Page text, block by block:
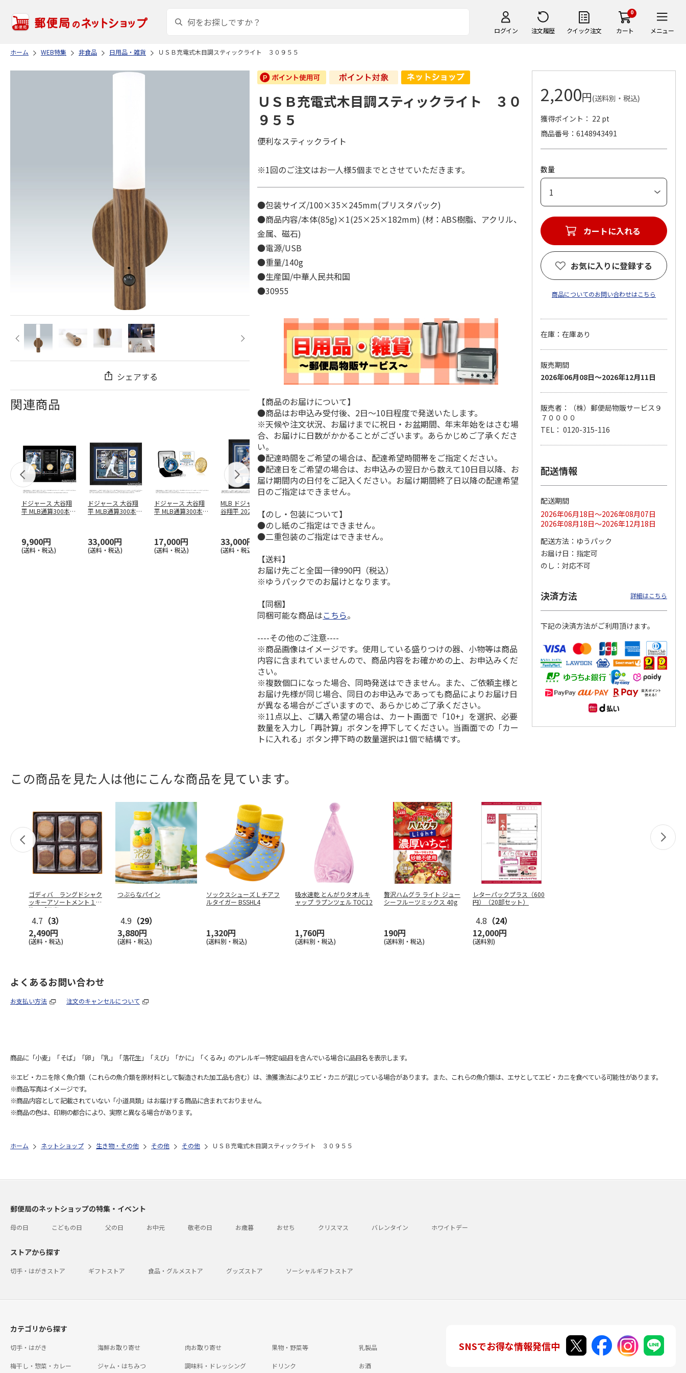
ログイン 注文履歴 クイック注文
0
カート メニュー
ホーム WEB特集 非食品 日用品・雑貨 ＵＳＢ充電式木目調スティックライト ３０９５５
シェアする
関連商品
ドジャース 大谷翔
平 MLB通算300本塁
9,900円
(送料・税込)
ドジャース 大谷翔
平 MLB通算300本塁
33,000円
(送料・税込)
ドジャース 大谷翔
平 MLB通算300本塁
17,000円
(送料・税込)
MLB ドジャース 大
谷翔平 2026 NL 3・
33,000円
(送料・税込)
平 日本人最多53試
合連続出塁記念 ダ
ブ…
33,000円
イ…
9,900円
ドジャース 大谷翔
平 日本人最多53試
合連続出塁記念 シ
ル…
17,000円
(送料・税込)
谷翔平 2026 NL 3・
4月投手…
ＵＳＢ充電式木目調スティックライト ３０
９５５
便利なスティックライト
※1回のご注文はお一人様5個までとさせていただきます。
●包装サイズ/100×35×245mm(ブリスタパック)
●商品内容/本体(85g)×1(25×25×182mm) (材：ABS樹脂、アクリル、
金属、磁石)
●電源/USB
●重量/140g
●生産国/中華人民共和国
●30955
【商品のお届けについて】
●商品はお申込み受付後、2日～10日程度で発送いたします。
※天候や注文状況、お届けまでに祝日・お盆期間、年末年始をはさむ場
合、お届けに日数がかかることがございます。あらかじめご了承くださ
い。
●配達時間をご希望の場合は、配達希望時間帯をご指定ください。
●配達日をご希望の場合は、お申込みの翌日から数えて10日目以降、お
届け期間内の日付をご記入ください。お届け期間終了日以降の配達希望
日のご指定はできません。
【のし・包装について】
●のし紙のご指定はできません。
●二重包装のご指定はできません。
【送料】
お届け先ごと全国一律990円（税込）
※ゆうパックでのお届けとなります。
【同梱】
同梱可能な商品はこちら。
----その他のご注意----
※商品画像はイメージです。使用している盛りつけの器、小物等は商品
内容に含まれていませんので、商品内容をお確かめの上、お申込みくだ
さい。
※複数個口になった場合、同時発送はできません。また、ご依頼主様と
お届け先様が同じ場合、同日のお申込みであっても商品によりお届け日
が異なる場合がございますので、あらかじめご了承ください。
※11点以上、ご購入希望の場合は、カート画面で「10+」を選択、必要
数量を入力し「再計算」ボタンを押下してください。当画面での「カー
トに入れる」ボタン押下時の数量選択は1個で結構です。
2,200円(送料別・税込)
獲得ポイント： 22 pt
商品番号
6148943491
数量
カートに入れる
お気に入りに登録する
商品についてのお問い合わせはこちら
在庫：在庫あり
販売期間
2026年06月08日～2026年12月11日
販売者：（株）郵便局物販サービス９
７００００
TEL： 0120-315-116
配送情報
配送期間
2026年06月18日～2026年08月07日
2026年08月18日～2026年12月18日
配送方法
ゆうパック
お届け日
指定可
のし
対応不可
決済方法 詳細はこちら
下記の決済方法がご利用頂けます。
この商品を見た人は他にこんな商品を見ています。
ゴディバ ラングドシャク
ッキーアソートメント１８
枚入【弔事
4.7 （3）
2,490円
(送料・税込)
つぶらなパイン
4.9 （29）
3,880円
(送料・税込)
ソックスシューズ L チアフ
ルタイガー BSSHL4
1,320円
(送料別・税込)
吸水速乾 とんがりタオルキ
ャップ ラプンツェル TOC12
1,760円
(送料別・税込)
贅沢ハムグラ ライト ジュー
シーフルーツミックス 40g
190円
(送料別・税込)
レターパックプラス（600
円）（20部セット）
4.8 （24）
12,000円
(送料別)
よくあるお問い合わせ
お支払い方法 注文のキャンセルについて
商品に「小麦」「そば」「卵」「乳」「落花生」「えび」「かに」「くるみ」のアレルギー特定8品目を含んでいる場合に品目名を表示します。
※エビ・カニを除く魚介類（これらの魚介類を原材料として製造された加工品も含む）は、漁獲漁法によりエビ・カニが混じっている場合があります。また、これらの魚介類は、エサとしてエビ・カニを食べている可能性があります。
※商品写真はイメージです。
※商品内容として記載されていない「小道具類」はお届けする商品に含まれておりません。
※商品の色は、印刷の都合により、実際と異なる場合があります。
ホーム ネットショップ 生き物・その他 その他 その他 ＵＳＢ充電式木目調スティックライト ３０９５５
郵便局のネットショップの特集・イベント
母の日 こどもの日 父の日 お中元 敬老の日 お歳暮 おせち クリスマス バレンタイン ホワイトデー
ストアから探す
切手・はがきストア ギフトストア 食品・グルメストア グッズストア ソーシャルギフトストア
カテゴリから探す
切手・はがき 海鮮お取り寄せ 肉お取り寄せ 果物・野菜等 乳製品
梅干し・惣菜・カレー ジャム・はちみつ 調味料・ドレッシング ドリンク お酒
SNSでお得な情報発信中